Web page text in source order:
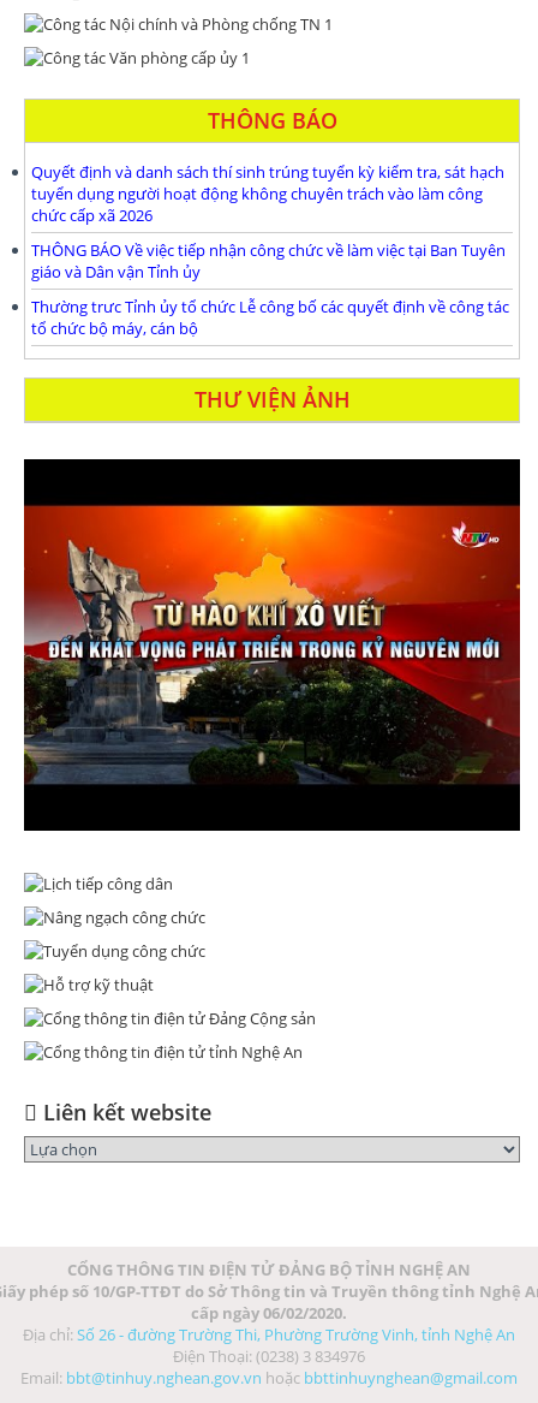
THÔNG BÁO
Quyết định và danh sách thí sinh trúng tuyển kỳ kiểm tra, sát hạch
tuyển dụng người hoạt động không chuyên trách vào làm công
chức cấp xã 2026
THÔNG BÁO Về việc tiếp nhận công chức về làm việc tại Ban Tuyên
giáo và Dân vận Tỉnh ủy
Thường trưc Tỉnh ủy tổ chức Lễ công bố các quyết định về công tác
tổ chức bộ máy, cán bộ
THƯ VIỆN ẢNH
Liên kết website
CỔNG THÔNG TIN ĐIỆN TỬ ĐẢNG BỘ TỈNH NGHỆ AN
phép số 10/GP-TTĐT do Sở Thông tin và Truyền thông tỉnh Nghệ
cấp ngày 06/02/2020.
Địa chỉ: Số 26 - đường Trường Thi, Phường Trường Vinh, tỉnh Nghệ An
Điện Thoại: (0238) 3 834976
Email: bbt@tinhuy.nghean.gov.vn hoặc bbttinhuynghean@gmail.com